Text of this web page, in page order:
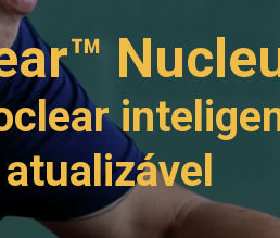
atualizável